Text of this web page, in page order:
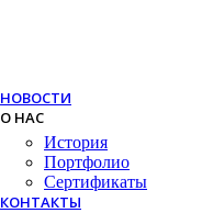
НОВОСТИ
О НАС
История
Портфолио
Сертификаты
КОНТАКТЫ